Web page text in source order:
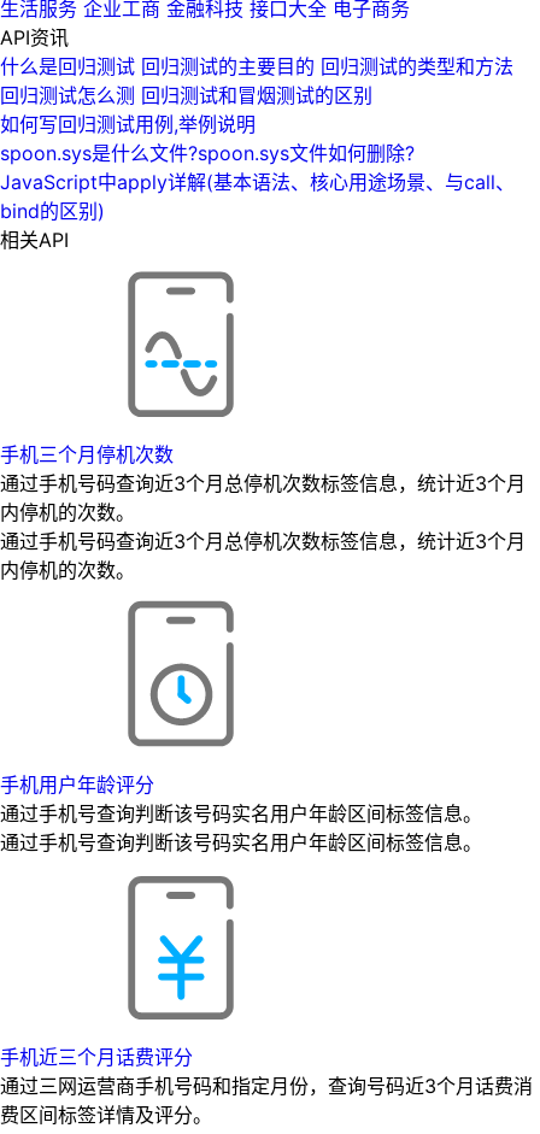
生活服务 企业工商 金融科技 接口大全 电子商务
API资讯
什么是回归测试 回归测试的主要目的 回归测试的类型和方法
回归测试怎么测 回归测试和冒烟测试的区别
如何写回归测试用例,举例说明
spoon.sys是什么文件?spoon.sys文件如何删除?
JavaScript中apply详解(基本语法、核心用途场景、与call、
bind的区别)
相关API
手机三个月停机次数
通过手机号码查询近3个月总停机次数标签信息，统计近3个月
内停机的次数。
通过手机号码查询近3个月总停机次数标签信息，统计近3个月
内停机的次数。
手机用户年龄评分
通过手机号查询判断该号码实名用户年龄区间标签信息。
通过手机号查询判断该号码实名用户年龄区间标签信息。
手机近三个月话费评分
通过三网运营商手机号码和指定月份，查询号码近3个月话费消
费区间标签详情及评分。